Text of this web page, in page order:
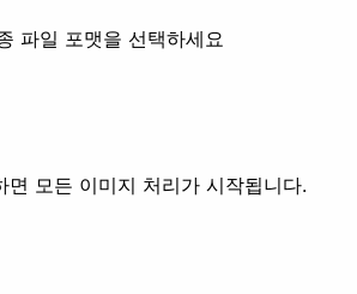
업스케일
파일 포맷을 선택하세요
면 모든 이미지 처리가 시작됩니다.